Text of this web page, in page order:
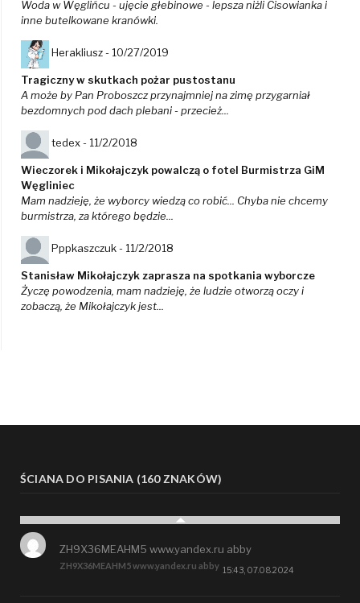
Woda w Węglińcu - ujęcie głebinowe - lepsza niżli Cisowianka i
inne butelkowane kranówki.
Herakliusz - 10/27/2019
Tragiczny w skutkach pożar pustostanu
A może by Pan Proboszcz przynajmniej na zimę przygarniał
bezdomnych pod dach plebani - przecież...
tedex - 11/2/2018
Wieczorek i Mikołajczyk powalczą o fotel Burmistrza GiM
Węgliniec
Mam nadzieję, że wyborcy wiedzą co robić... Chyba nie chcemy
burmistrza, za którego będzie...
Pppkaszczuk - 11/2/2018
Stanisław Mikołajczyk zaprasza na spotkania wyborcze
Życzę powodzenia, mam nadzieję, że ludzie otworzą oczy i
zobaczą, że Mikołajczyk jest...
ŚCIANA DO PISANIA (160 ZNAKÓW)
ZH9X36MEAHM5 www.yandex.ru abby
ZH9X36MEAHM5 www.yandex.ru abby
15:43, 07.08.2024